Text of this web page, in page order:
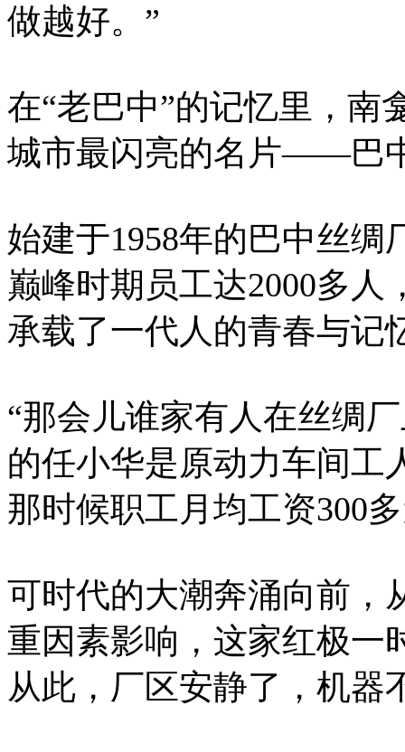
做越好。”
在“老巴中”的记忆里，南
城市最闪亮的名片——巴
始建于1958年的巴中丝
巅峰时期员工达2000多
承载了一代人的青春与记
“那会儿谁家有人在丝绸
的任小华是原动力车间工
那时候职工月均工资300
可时代的大潮奔涌向前，
重因素影响，这家红极一
从此，厂区安静了，机器